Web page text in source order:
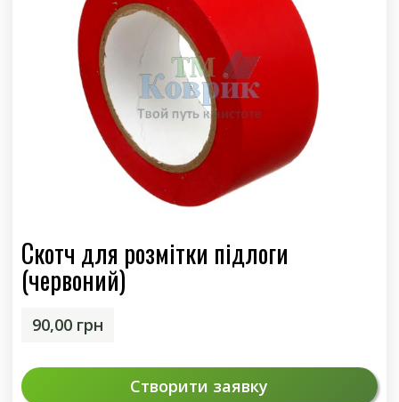
Скотч для розмітки підлоги
(червоний)
90,00 грн
Створити заявку